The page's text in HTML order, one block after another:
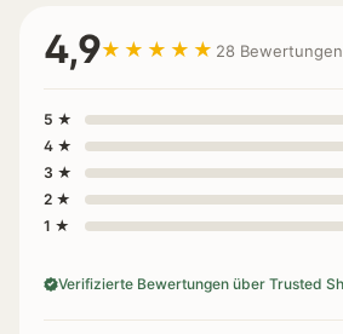
4,9★★★★★ 28 Bewertungen
5 ★
4 ★
3 ★
2 ★
1 ★
Verifizierte Bewertungen über Trusted